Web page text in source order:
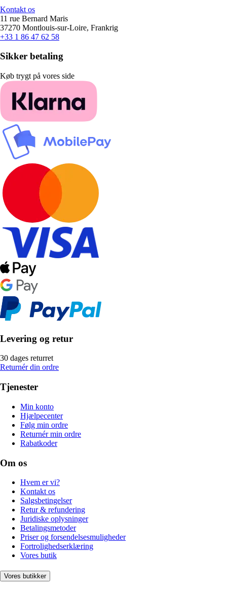
Kontakt os
11 rue Bernard Maris
37270 Montlouis-sur-Loire, Frankrig
+33 1 86 47 62 58
Sikker betaling
Køb trygt på vores side
Levering og retur
30 dages returret
Returnér din ordre
Tjenester
Min konto
Hjælpecenter
Følg min ordre
Returnér min ordre
Rabatkoder
Om os
Hvem er vi?
Kontakt os
Salgsbetingelser
Retur & refundering
Juridiske oplysninger
Betalingsmetoder
Priser og forsendelsesmuligheder
Fortrolighedserklæring
Vores butik
Vores butikker